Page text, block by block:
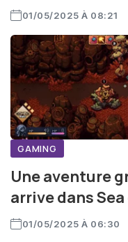
01/05/2025 À 08:21
GAMING
Une aventure
arrive dans
01/05/2025 À 06:30